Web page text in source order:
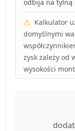
odbija na tylną
Kalkulator
domyślnymi
zysk zależy od
wysokości